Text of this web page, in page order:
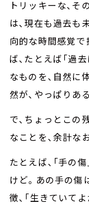
トリッキーな、
は、現在も過去も
向的な時間感覚
ば、たとえば「過
なものを、自然に
然が、やっぱりあ
で、ちょっとこの
なことを、余計な
たとえば、「手の
けど。あの手の傷
徴、「生きていて